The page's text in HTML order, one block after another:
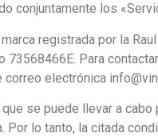
conjuntamente los
registrada por la
Para
electrónica
se puede llevar a cabo
lo tanto, la citada